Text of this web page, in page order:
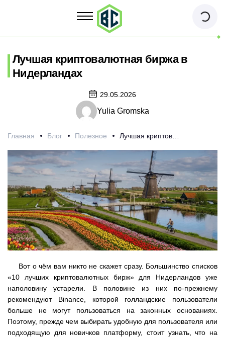
Лучшая криптовалютная биржа в
Нидерландах
Главная Блог Полезное Лучшая криптовалютная биржа в Нидерландах
29.05.2026
Yulia Gromska
Вот о чём вам никто не скажет сразу. Большинство списков
«10 лучших криптовалютных бирж» для Нидерландов уже
наполовину устарели. В половине из них по-прежнему
рекомендуют Binance, которой голландские пользователи
больше не могут пользоваться на законных основаниях.
Поэтому, прежде чем выбирать удобную для пользователя или
подходящую для новичков платформу, стоит узнать, что на